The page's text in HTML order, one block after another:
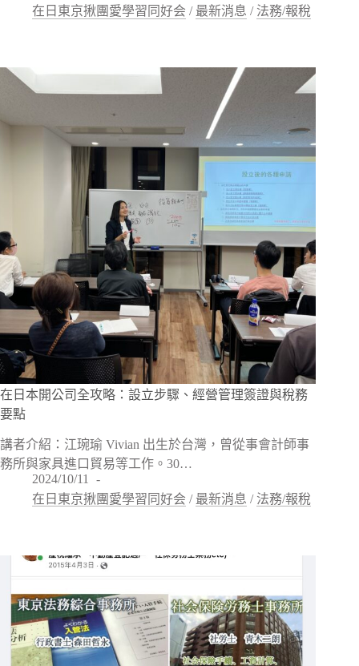
在日東京揪團愛學習同好会 / 最新消息 / 法務/報稅
在日本開公司全攻略：設立步驟、經營管理簽證與稅務
要點
講者介紹：江琬瑜 Vivian 出生於台灣，曾從事會計師事
務所與家具進口貿易等工作。30…
2024/10/11
在日東京揪團愛學習同好会 / 最新消息 / 法務/報稅